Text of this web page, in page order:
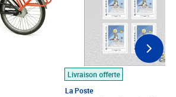
Livraison offerte
La Poste